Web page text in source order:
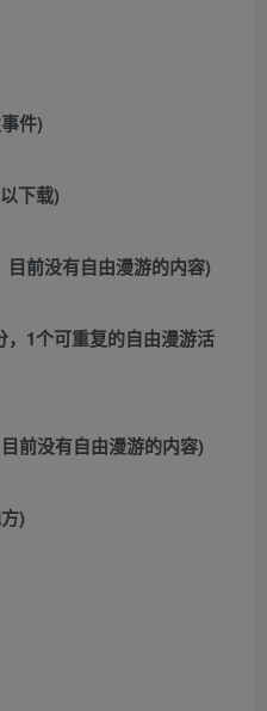
件)
下载)
前没有自由漫游的内容)
1个可重复的自由漫游活
前没有自由漫游的内容)
)